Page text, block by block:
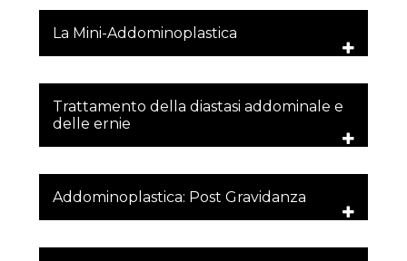
La Mini-Addominoplastica
Trattamento della diastasi addominale e
delle ernie
Addominoplastica: Post Gravidanza